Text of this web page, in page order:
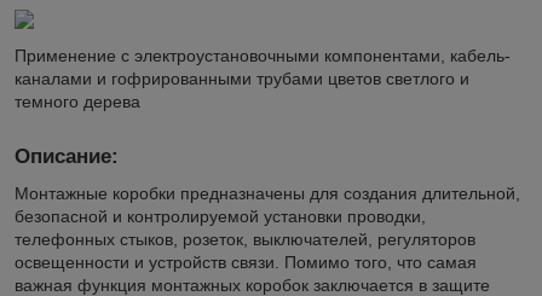
Применение с электроустановочными компонентами, кабель-
каналами и гофрированными трубами цветов светлого и
темного дерева
Описание:
Монтажные коробки предназначены для создания длительной,
безопасной и контролируемой установки проводки,
телефонных стыков, розеток, выключателей, регуляторов
освещенности и устройств связи. Помимо того, что самая
важная функция монтажных коробок заключается в защите